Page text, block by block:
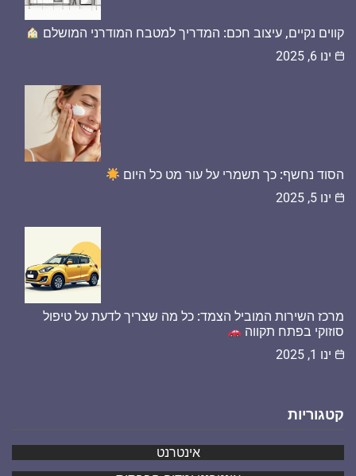
קווים נקיים, עיצוב חכם: המדריך למטבח המודרני המושלם
ינו 6, 2025
הסוד נחשף: כך תשמרי על עור מט כל היום
ינו 5, 2025
מרכז השירות המוביל הצמד: כל מה שצריך לדעת על טיפול
סוזוקי בפתח תקווה
ינו 1, 2025
קטגוריות
אינטרנט